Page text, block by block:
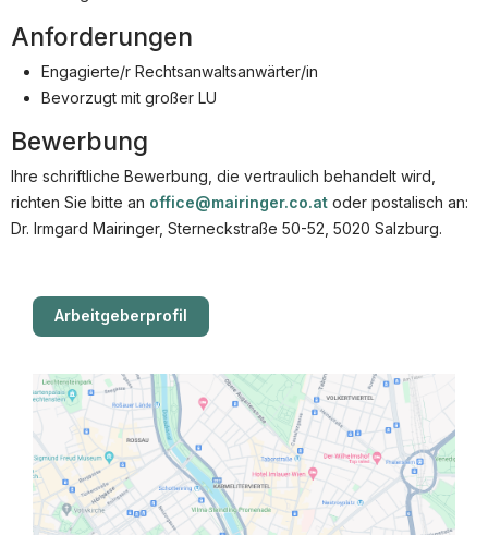
Anforderungen
Engagierte/r Rechtsanwaltsanwärter/in
Bevorzugt mit großer LU
Bewerbung
Ihre schriftliche Bewerbung, die vertraulich behandelt wird,
richten Sie bitte an office@mairinger.co.at oder postalisch an:
Dr. Irmgard Mairinger, Sterneckstraße 50-52, 5020 Salzburg.
Arbeitgeberprofil
Systemstatus
Jobs
Jobs in Wien
Jobs in Graz
Jobs in Linz
Jobs in der Steiermark
Beliebte Suchen
Steuerrecht
Strafrecht
Compliance Officer
Unternehmensjurist